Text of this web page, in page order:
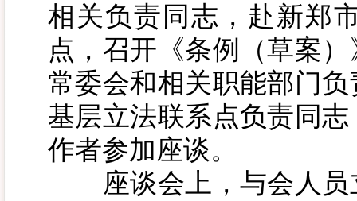
相关负责同志，赴新郑
点，召开《条例（草案
常委会和相关职能部门
基层立法联系点负责同
作者参加座谈。
座谈会上，与会人员